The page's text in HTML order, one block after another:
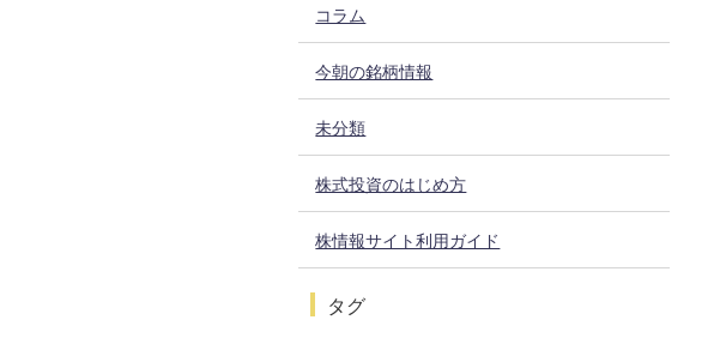
コラム
今朝の銘柄情報
未分類
株式投資のはじめ方
株情報サイト利用ガイド
タグ